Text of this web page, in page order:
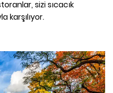
sizi sıcacık
karşılıyor.